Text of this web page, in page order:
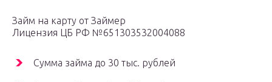
Займ на карту от Займер
Лицензия ЦБ РФ №651303532004088
Сумма займа до 30 тыс. рублей